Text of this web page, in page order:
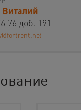
76 доб. 191